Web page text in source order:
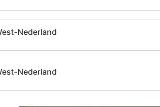
Nederland
Nederland